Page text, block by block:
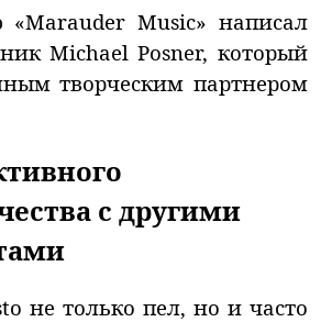
Music» написал
Michael Posner, который
творческим партнером
с другими
не только пел, но и часто